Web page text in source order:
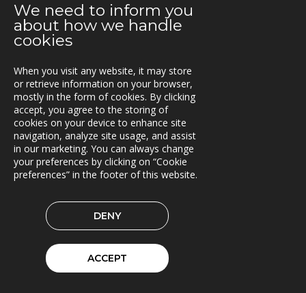
24.06.2019
Rammeavtale med Atlas Logistik
Triona bidrar til BIM-standardisering
10.06.2019
Fleetech medlem i ItxPT
04.06.2019
Samarbeid for økt transporteffektivitet
Siljan inn i Lasset
Asset Information Management System til ACCIONA
og Nye Veier
We need to inform you
about how we handle
cookies
When you visit any website, it may store
or retrieve information on your browser,
mostly in the form of cookies. By clicking
accept, you agree to the storing of
cookies on your device to enhance site
navigation, analyze site usage, and assist
in our marketing. You can always change
your preferences by clicking on “Cookie
preferences” in the footer of this website.
DENY
ACCEPT